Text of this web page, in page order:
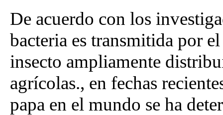
De acuerdo con los
bacteria es transmitida por
insecto ampliamente
agrícolas., en fechas
papa en el mundo se ha